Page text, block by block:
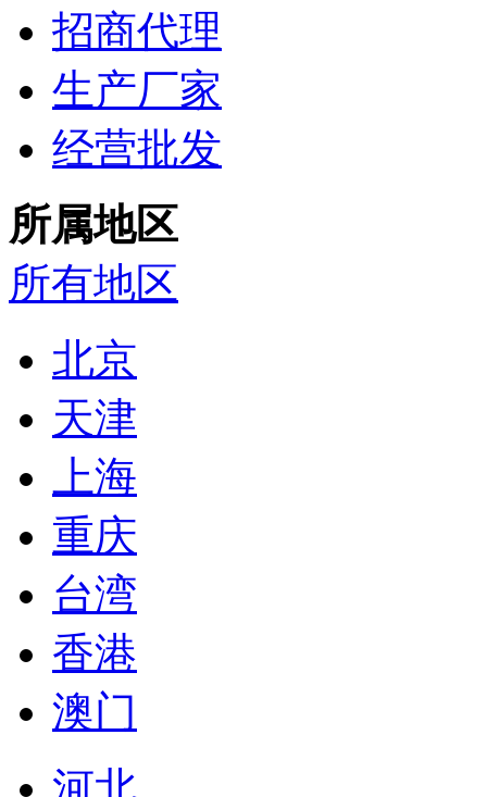
招商代理
生产厂家
经营批发
所属地区
所有地区
北京
天津
上海
重庆
台湾
香港
澳门